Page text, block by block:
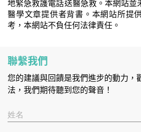
地緊急救護電話送醫急救。本網站並
醫學文章提供者背書。本網站所提
考，本網站不負任何法律責任。
聯繫我們
您的建議與回饋是我們進步的動力，
法，我們期待聽到您的聲音！
姓名